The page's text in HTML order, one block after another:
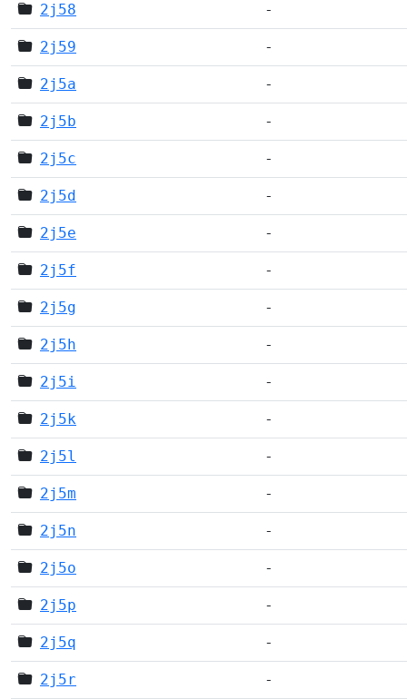
2j58 -
2j59 -
2j5a -
2j5b -
2j5c -
2j5d -
2j5e -
2j5f -
2j5g -
2j5h -
2j5i -
2j5k -
2j5l -
2j5m -
2j5n -
2j5o -
2j5p -
2j5q -
2j5r -